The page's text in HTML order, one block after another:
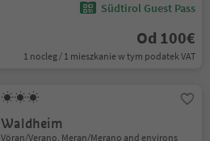
Südtirol Guest Pass
Od 100€
1 nocleg / 1 mieszkanie w tym podatek VAT
Waldheim
Vöran/Verano, Meran/Merano and environs